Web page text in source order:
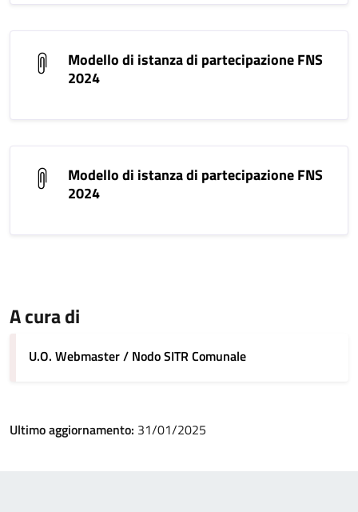
Modello di istanza di partecipazione FNS
2024
Modello di istanza di partecipazione FNS
2024
A cura di
U.O. Webmaster / Nodo SITR Comunale
Ultimo aggiornamento: 31/01/2025